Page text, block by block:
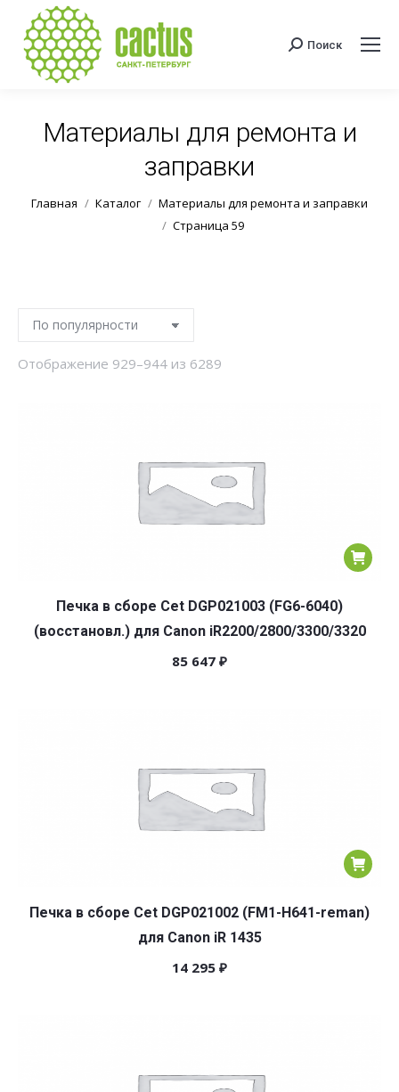
Поиск:
Поиск
Материалы для ремонта и
заправки
Вы здесь:
Главная Каталог
Материалы для ремонта и заправки
Страница 59
Отображение 929–944 из 6289
Печка в сборе Cet DGP021003 (FG6-6040)
(восстановл.) для Canon iR2200/2800/3300/3320
85 647 ₽
Печка в сборе Cet DGP021002 (FM1-H641-reman)
для Canon iR 1435
14 295 ₽